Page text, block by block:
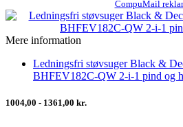
CompuMail
Mere information
Ledningsfri støvsuger Black &
BHFEV182C-QW 2-i-1 pind og
1004,00 - 1361,00 kr.